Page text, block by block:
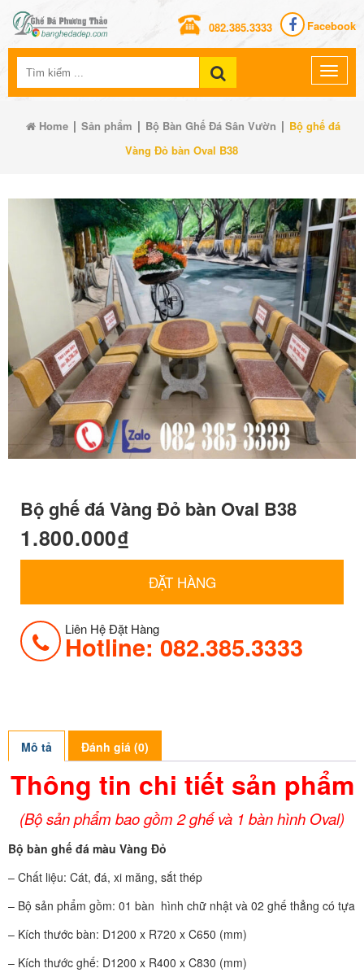
Facebook
082.385.3333
Home | Sản phẩm | Bộ Bàn Ghế Đá Sân Vườn | Bộ ghế đá
Vàng Đỏ bàn Oval B38
Bộ ghế đá Vàng Đỏ bàn Oval B38
1.800.000₫
ĐẶT HÀNG
Liên Hệ Đặt Hàng
Hotline: 082.385.3333
Mô tả Đánh giá (0)
Thông tin chi tiết sản phẩm
(Bộ sản phẩm bao gồm 2 ghế và 1 bàn hình Oval)
Bộ bàn ghế đá màu Vàng Đỏ
– Chất liệu: Cát, đá, xi măng, sắt thép
– Bộ sản phẩm gồm: 01 bàn hình chữ nhật và 02 ghế thẳng có tựa
– Kích thước bàn: D1200 x R720 x C650 (mm)
– Kích thước ghế: D1200 x R400 x C830 (mm)